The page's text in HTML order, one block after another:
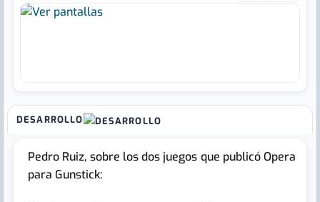
DESARROLLO
Pedro Ruiz, sobre los dos juegos que publicó Opera
para Gunstick: